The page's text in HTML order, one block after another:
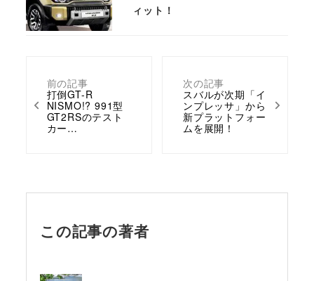
前の記事
打倒GT-R
NISMO!? 991型
GT2RSのテスト
カー…
次の記事
スバルが次期「イ
ンプレッサ」から
新プラットフォー
ムを展開！
ィット！
この記事の著者